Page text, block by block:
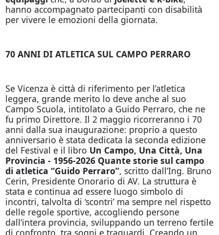
hanno accompagnato partecipanti con disabilità
per vivere le emozioni della giornata.
70 ANNI DI ATLETICA SUL CAMPO PERRARO
Se Vicenza è città di riferimento per l’atletica
leggera, grande merito lo deve anche al suo
Campo Scuola, intitolato a Guido Perraro, che ne
fu primo Direttore. Il 2 maggio ricorreranno i 70
anni dalla sua inaugurazione: proprio a questo
anniversario è stata dedicata la seconda edizione
del Festival e il libro Un Campo, Una Città, Una
Provincia - 1956-2026 Quante storie sul campo
di atletica “Guido Perraro”, scritto dall’Ing. Bruno
Cerin, Presidente Onorario di AV. La struttura è
stata e continua ad essere luogo simbolo di
incontri, talvolta di ‘scontri’ ma sempre nel rispetto
delle regole sportive, accogliendo persone
dall’intera provincia, sviluppando un terreno fertile